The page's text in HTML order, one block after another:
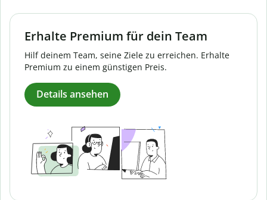
Erhalte Premium für dein Team
Hilf deinem Team, seine Ziele zu erreichen. Erhalte
Premium zu einem günstigen Preis.
Details ansehen